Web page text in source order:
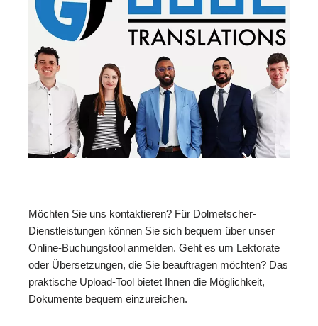
Möchten Sie uns kontaktieren? Für Dolmetscher-
Dienstleistungen können Sie sich bequem über unser
Online-Buchungstool anmelden. Geht es um Lektorate
oder Übersetzungen, die Sie beauftragen möchten? Das
praktische Upload-Tool bietet Ihnen die Möglichkeit,
Dokumente bequem einzureichen.